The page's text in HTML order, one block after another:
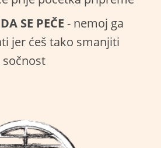
SE PEČE- nemoj ga
jer ćeš tako smanjiti